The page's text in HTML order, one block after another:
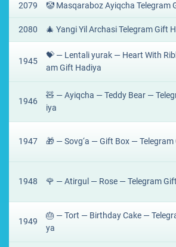
2079 🤡 Masqaraboz Ayiqcha Telegram
2080 🎄 Yangi Yil Archasi Telegram Gift
1945
💝 — Lentali yurak — Heart With
am Gift Hadiya
1946
🧸 — Ayiqcha — Teddy Bear —
iya
1947 🎁 — Sovg‘a — Gift Box — Telegram
1948 🌹 — Atirgul — Rose — Telegram
1949
🎂 — Tort — Birthday Cake —
ya